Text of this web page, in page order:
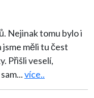
Nejinak tomu bylo i
jsme měli tu čest
...více..